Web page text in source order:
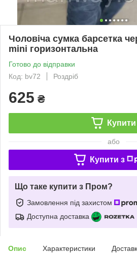
Чоловіча сумка барсетка
mini горизонтальна
Готово до відправки
Код: bv72
Роздріб
625 ₴
Купити
або
Купити з
Що таке купити з Пром?
Замовлення під захистом
Доступна доставка
Опис Характеристики